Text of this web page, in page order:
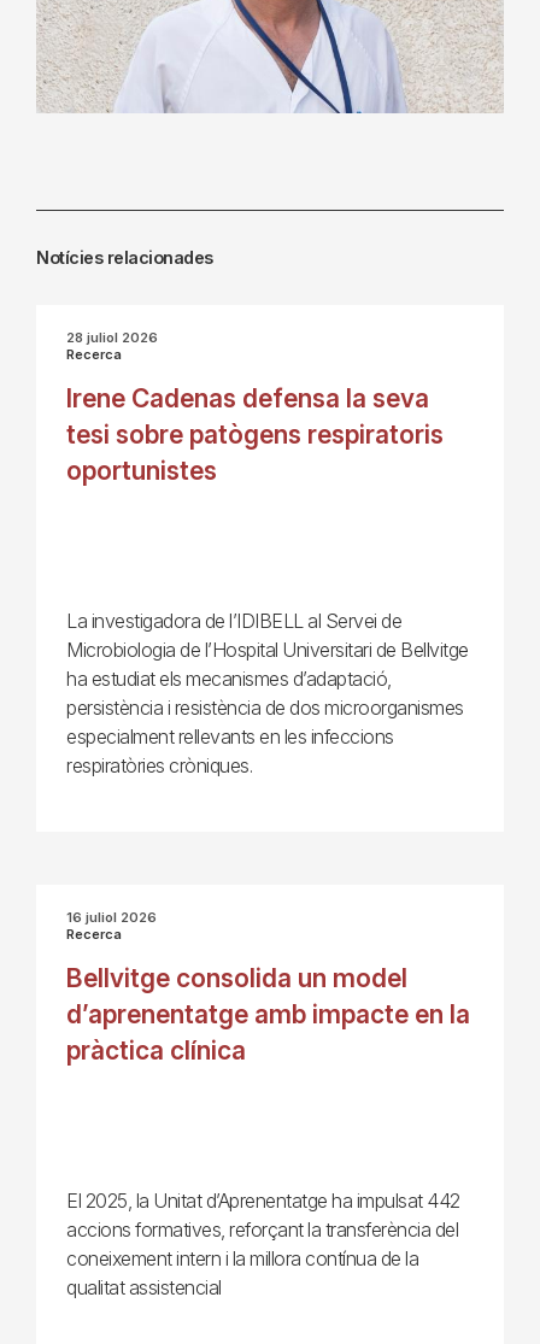
Notícies relacionades
28 juliol 2026
Recerca
Irene Cadenas defensa la seva
tesi sobre patògens respiratoris
oportunistes
La investigadora de l’IDIBELL al Servei de
Microbiologia de l’Hospital Universitari de Bellvitge
ha estudiat els mecanismes d’adaptació,
persistència i resistència de dos microorganismes
especialment rellevants en les infeccions
respiratòries cròniques.
16 juliol 2026
Recerca
Bellvitge consolida un model
d’aprenentatge amb impacte en la
pràctica clínica
El 2025, la Unitat d’Aprenentatge ha impulsat 442
accions formatives, reforçant la transferència del
coneixement intern i la millora contínua de la
qualitat assistencial